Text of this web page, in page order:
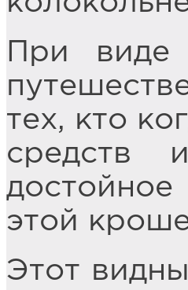
При виде
тех, кто
средств
этой
Этот